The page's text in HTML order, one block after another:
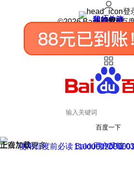
登
我的关注
我的收藏
皮肤中心
用户反馈
设置
©2026 Baidu 使用百
百度一下
正在加载
上滑加载更多 用户反馈
使用百度前必读 Baidu 京ICP证
京公网安备